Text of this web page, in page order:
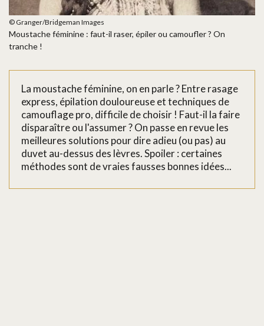
© Granger/Bridgeman Images
Moustache féminine : faut-il raser, épiler ou camoufler ? On
tranche !
La moustache féminine, on en parle ? Entre rasage
express, épilation douloureuse et techniques de
camouflage pro, difficile de choisir ! Faut-il la faire
disparaître ou l'assumer ? On passe en revue les
meilleures solutions pour dire adieu (ou pas) au
duvet au-dessus des lèvres. Spoiler : certaines
méthodes sont de vraies fausses bonnes idées...